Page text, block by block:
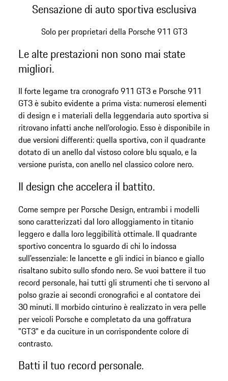
Sensazione di auto sportiva esclusiva
Solo per proprietari della Porsche 911 GT3
Le alte prestazioni non sono mai state
migliori.
Il forte legame tra cronografo 911 GT3 e Porsche 911
GT3 è subito evidente a prima vista: numerosi elementi
di design e i materiali della leggendaria auto sportiva si
ritrovano infatti anche nell'orologio. Esso è disponibile in
due versioni differenti: quella sportiva, con il quadrante
dotato di un anello dal vistoso colore blu squalo, e la
versione purista, con anello nel classico colore nero.
Il design che accelera il battito.
Come sempre per Porsche Design, entrambi i modelli
sono caratterizzati dal loro alloggiamento in titanio
leggero e dalla loro leggibilità ottimale. Il quadrante
sportivo concentra lo sguardo di chi lo indossa
sull'essenziale: le lancette e gli indici in bianco e giallo
risaltano subito sullo sfondo nero. Se vuoi battere il tuo
record personale, hai tutti gli strumenti che ti servono al
polso grazie ai secondi cronografici e al contatore dei
30 minuti. Il morbido cinturino è realizzato in vera pelle
per veicoli Porsche e completato da una goffratura
"GT3" e da cuciture in un corrispondente colore di
contrasto.
Batti il tuo record personale.